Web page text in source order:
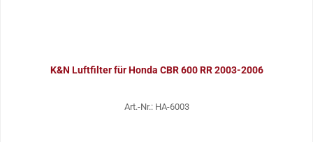
K&N Luftfilter für Honda CBR 600 RR 2003-2006
Art.-Nr.: HA-6003